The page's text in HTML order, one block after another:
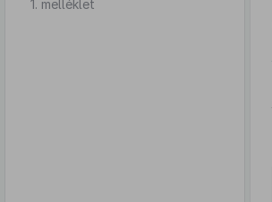
1. melléklet